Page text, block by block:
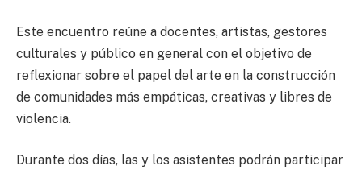
Este encuentro reúne a docentes, artistas, gestores
culturales y público en general con el objetivo de
reflexionar sobre el papel del arte en la construcción
de comunidades más empáticas, creativas y libres de
violencia.
Durante dos días, las y los asistentes podrán participar